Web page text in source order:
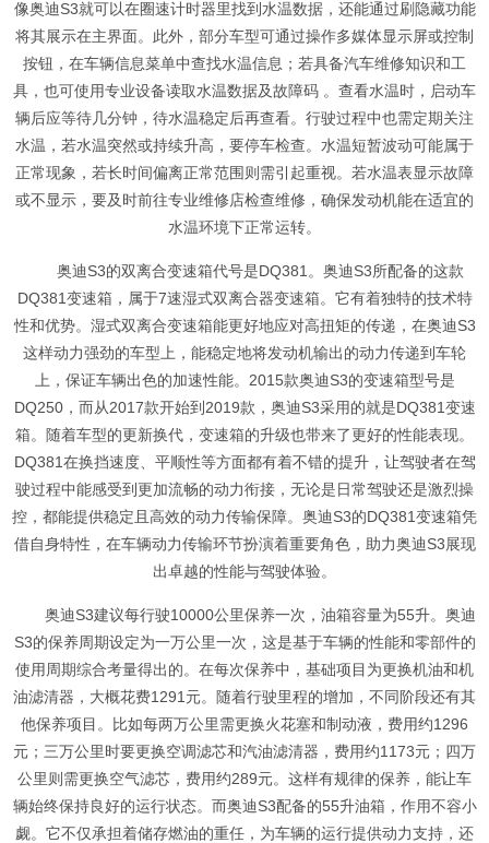
像奥迪S3就可以在圈速计时器里找到水温数据，还能通过刷隐藏功能
将其展示在主界面。此外，部分车型可通过操作多媒体显示屏或控制
按钮，在车辆信息菜单中查找水温信息；若具备汽车维修知识和工
具，也可使用专业设备读取水温数据及故障码 。查看水温时，启动车
辆后应等待几分钟，待水温稳定后再查看。行驶过程中也需定期关注
水温，若水温突然或持续升高，要停车检查。水温短暂波动可能属于
正常现象，若长时间偏离正常范围则需引起重视。若水温表显示故障
或不显示，要及时前往专业维修店检查维修，确保发动机能在适宜的
水温环境下正常运转。
奥迪S3的双离合变速箱代号是DQ381。奥迪S3所配备的这款
DQ381变速箱，属于7速湿式双离合器变速箱。它有着独特的技术特
性和优势。湿式双离合变速箱能更好地应对高扭矩的传递，在奥迪S3
这样动力强劲的车型上，能稳定地将发动机输出的动力传递到车轮
上，保证车辆出色的加速性能。2015款奥迪S3的变速箱型号是
DQ250，而从2017款开始到2019款，奥迪S3采用的就是DQ381变速
箱。随着车型的更新换代，变速箱的升级也带来了更好的性能表现。
DQ381在换挡速度、平顺性等方面都有着不错的提升，让驾驶者在驾
驶过程中能感受到更加流畅的动力衔接，无论是日常驾驶还是激烈操
控，都能提供稳定且高效的动力传输保障。奥迪S3的DQ381变速箱凭
借自身特性，在车辆动力传输环节扮演着重要角色，助力奥迪S3展现
出卓越的性能与驾驶体验。
奥迪S3建议每行驶10000公里保养一次，油箱容量为55升。奥迪
S3的保养周期设定为一万公里一次，这是基于车辆的性能和零部件的
使用周期综合考量得出的。在每次保养中，基础项目为更换机油和机
油滤清器，大概花费1291元。随着行驶里程的增加，不同阶段还有其
他保养项目。比如每两万公里需更换火花塞和制动液，费用约1296
元；三万公里时要更换空调滤芯和汽油滤清器，费用约1173元；四万
公里则需更换空气滤芯，费用约289元。这样有规律的保养，能让车
辆始终保持良好的运行状态。而奥迪S3配备的55升油箱，作用不容小
觑。它不仅承担着储存燃油的重任，为车辆的运行提供动力支持，还